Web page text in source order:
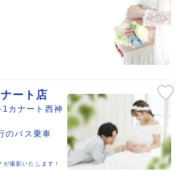
ート店
カナート西神
のバス乗車
撮影いたします！